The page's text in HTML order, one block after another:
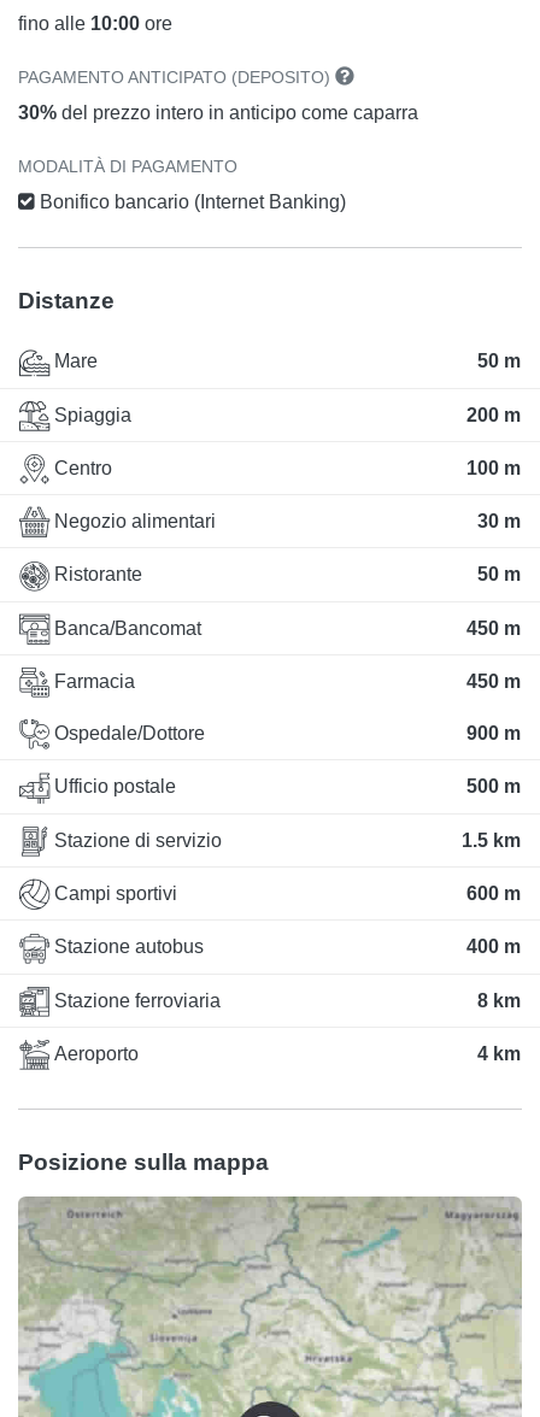
fino alle 10:00 ore
PAGAMENTO ANTICIPATO (DEPOSITO)
30% del prezzo intero in anticipo come caparra
MODALITÀ DI PAGAMENTO
Bonifico bancario (Internet Banking)
Distanze
Mare 50 m
Spiaggia 200 m
Centro 100 m
Negozio alimentari 30 m
Ristorante 50 m
Banca/Bancomat 450 m
Farmacia 450 m
Ospedale/Dottore 900 m
Ufficio postale 500 m
Stazione di servizio 1.5 km
Campi sportivi 600 m
Stazione autobus 400 m
Stazione ferroviaria 8 km
Aeroporto 4 km
Posizione sulla mappa